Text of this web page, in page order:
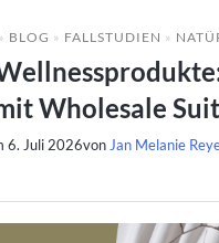
» BLOG » FALLSTUDIEN » NATÜRLICHE
Wholesale
6. Juli 2026von Jan Melanie